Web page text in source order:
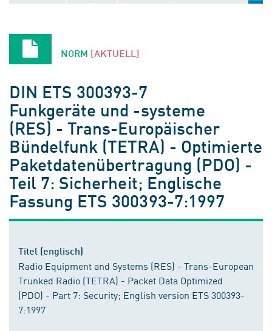
NORM [AKTUELL]
DIN ETS 300393-7
Funkgeräte und -systeme
(RES) - Trans-Europäischer
Bündelfunk (TETRA) - Optimierte
Paketdatenübertragung (PDO) -
Teil 7: Sicherheit; Englische
Fassung ETS 300393-7:1997
Titel (englisch)
Radio Equipment and Systems (RES) - Trans-European
Trunked Radio (TETRA) - Packet Data Optimized
(PDO) - Part 7: Security; English version ETS 300393-
7:1997